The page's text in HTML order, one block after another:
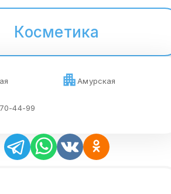
Косметика
Амурская
44-99